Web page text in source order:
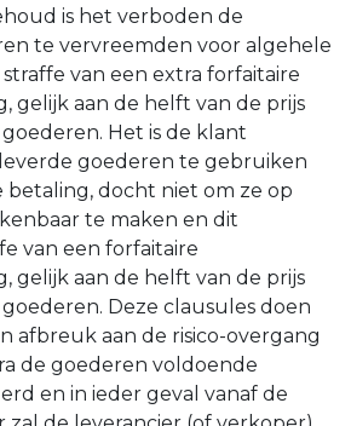
is het verboden de
te vervreemden voor algehele
van een extra forfaitaire
gelijk aan de helft van de prijs
Het is de klant
goederen te gebruiken
betaling, docht niet om ze op
te maken en dit
van een forfaitaire
gelijk aan de helft van de prijs
Deze clausules doen
afbreuk aan de risico-overgang
de goederen voldoende
en in ieder geval vanaf de